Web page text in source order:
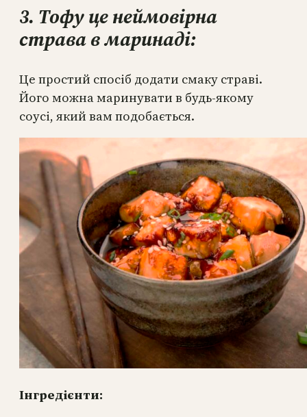
3. Тофу це неймовірна
страва в маринаді:
Це простий спосіб додати смаку страві.
Його можна маринувати в будь-якому
соусі, який вам подобається.
Інгредієнти: